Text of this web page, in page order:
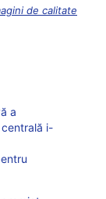
de calitate
a
i-